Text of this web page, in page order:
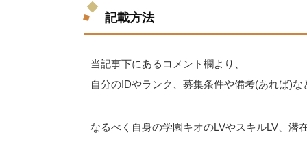
記載方法
当記事下にあるコメント欄より、
自分のIDやランク、募集条件や備考(あれば)な
なるべく自身の学園キオのLVやスキルLV、潜